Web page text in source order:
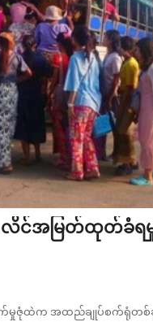
င်အမြတ်ထုတ်ခံရမှု
ဇုံထဲက အထည်ချုပ်စက်ရုံတစ်ခုမှ